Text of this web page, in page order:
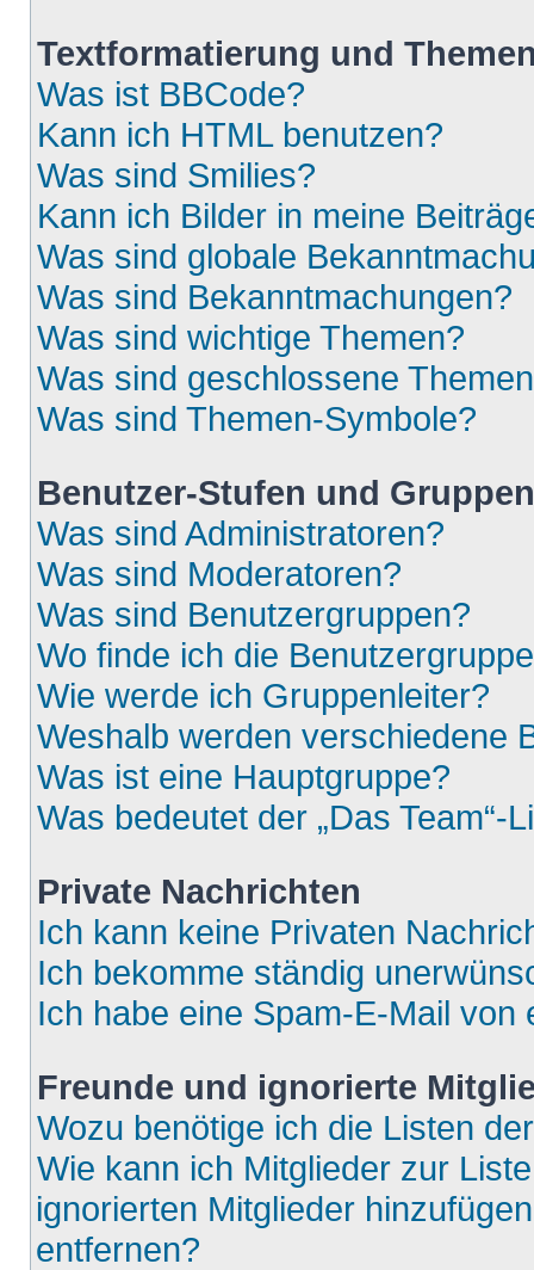
Textformatierung und
Was ist BBCode?
Kann ich HTML benutzen?
Was sind Smilies?
Kann ich Bilder in meine
Was sind globale
Was sind Bekanntmachungen?
Was sind wichtige Themen?
Was sind geschlossene
Was sind Themen-Symbole?
Benutzer-Stufen und Gruppen
Was sind Administratoren?
Was sind Moderatoren?
Was sind Benutzergruppen?
Wo finde ich die
Wie werde ich Gruppenleiter?
Weshalb werden verschiedene
Was ist eine Hauptgruppe?
Was bedeutet der „Das Team“-
Private Nachrichten
Ich kann keine Privaten
Ich bekomme ständig
Ich habe eine Spam-E-Mail
Freunde und ignorierte
Wozu benötige ich die Listen
Wie kann ich Mitglieder zur
ignorierten Mitglieder
entfernen?